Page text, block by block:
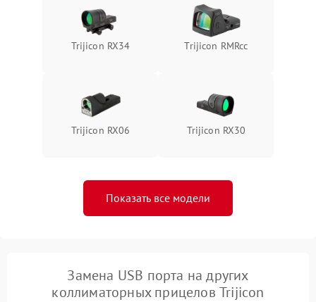
Trijicon RX34 Trijicon RMRcc
Trijicon RX06 Trijicon RX30
Показать все модели
Замена USB порта на других
коллиматорных прицелов Trijicon